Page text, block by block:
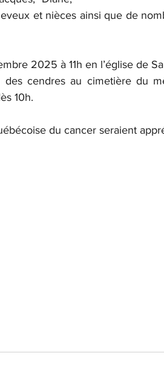
et nièces ainsi que de
2025 à 11h en l’église de
des cendres au cimetière du
10h.
du cancer seraient